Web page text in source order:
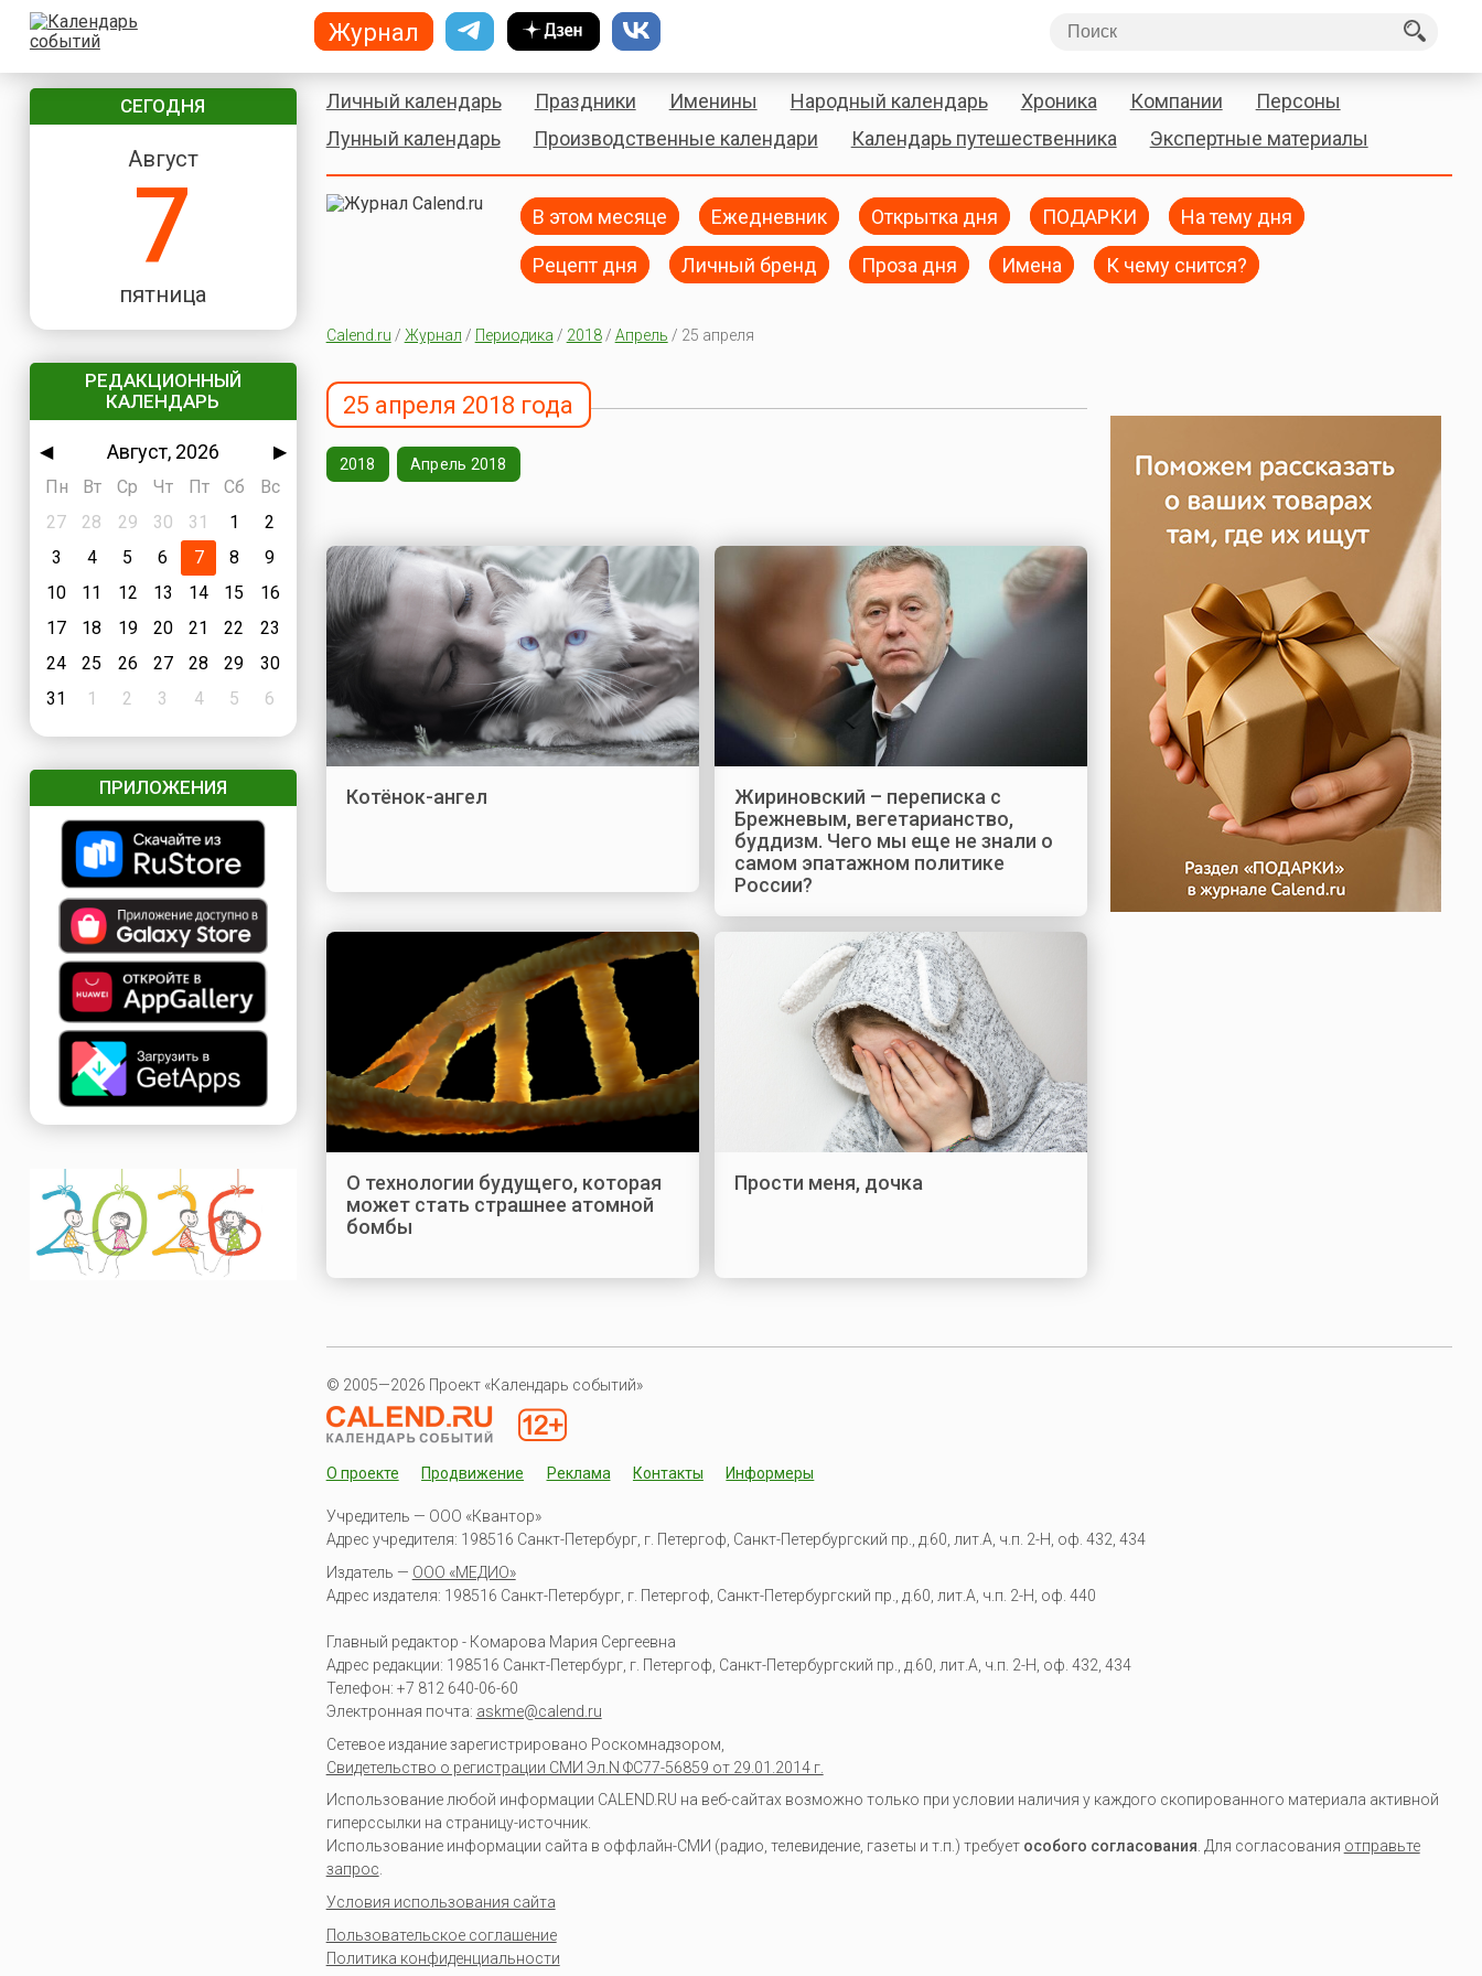
СЕГОДНЯ
Август
7
пятница
РЕДАКЦИОННЫЙ
КАЛЕНДАРЬ
◀ Август, 2026
▶
Пн
Вт Ср Чт Пт Сб
Вс
27
28 29 30 31 1
2
3
4 5 6 7 8
9
10
11 12 13 14 15
16
17
18 19 20 21 22
23
24
25 26 27 28 29
30
31
1 2 3 4 5 6
ПРИЛОЖЕНИЯ
Личный календарь Праздники Именины Народный календарь Хроника Компании
Персоны
Лунный календарь
Производственные календари Календарь путешественника Экспертные материалы
В этом месяце Ежедневник Открытка дня ПОДАРКИ На тему дня
Рецепт дня Личный бренд Проза дня Имена К чему снится?
Calend.ru / Журнал / Периодика / 2018/ Апрель / 25 апреля
25 апреля 2018 года
2018 Апрель 2018
Котёнок-ангел
Жириновский – переписка с
Брежневым, вегетарианство,
буддизм. Чего мы еще не знали о
самом эпатажном политике
России?
О технологии будущего, которая
может стать страшнее атомной
бомбы
Прости меня, дочка
© 2005—2026 Проект «Календарь событий»
О проекте Продвижение Реклама Контакты Информеры
Учредитель — ООО «Квантор»
Адрес учредителя: 198516 Санкт-Петербург, г. Петергоф, Санкт-Петербургский пр., д.60, лит.А, ч.п. 2-Н, оф. 432, 434
Издатель — ООО «МЕДИО»
Адрес издателя: 198516 Санкт-Петербург, г. Петергоф, Санкт-Петербургский пр., д.60, лит.А, ч.п. 2-Н, оф. 440
Главный редактор - Комарова Мария Сергеевна
Адрес редакции: 198516 Санкт-Петербург, г. Петергоф Санкт-Петербургский пр., д.60, лит.А, ч.п. 2-Н, оф. 432, 434
Телефон: +7 812 640-06-60
Электронная почта: askme@calend.ru
Сетевое издание зарегистрировано Роскомнадзором,
Свидетельство о регистрации СМИ Эл.N ФС77-56859 от 29.01.2014 г.
Использование любой информации CALEND.RU на веб-сайтах возможно только при условии наличия у каждого скопированного материала активной
гиперссылки на страницу-источник.
Использование информации сайта в оффлайн-СМИ (радио, телевидение, газеты и т.п.) требует особого согласования. Для согласования отправьте
запрос.
Условия использования сайта
Пользовательское соглашение
Политика конфиденциальности
Журнал